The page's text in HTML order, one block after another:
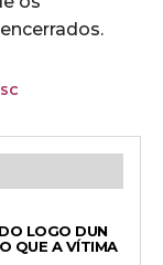
LOGO DUN
QUE A VÍTIMA